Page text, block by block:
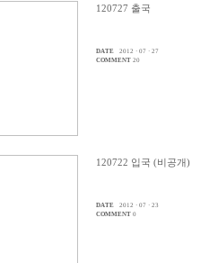
120727 출국
DATE
2012 · 07 · 27
COMMENT 20
120722 입국 (비공개)
DATE
2012 · 07 · 23
COMMENT 0